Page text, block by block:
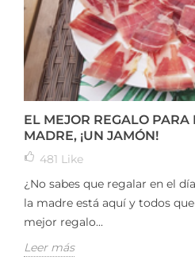
EL MEJOR REGALO
MADRE, ¡UN JAMÓN!
481 Like
¿No sabes que regalar en el
la madre está aquí y todos
mejor regalo...
Leer más